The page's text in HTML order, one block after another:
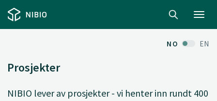
NO EN
Prosjekter
NIBIO lever av prosjekter - vi henter inn rundt 400